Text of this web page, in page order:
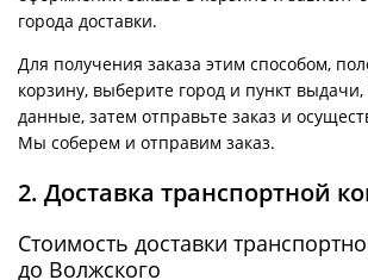
города доставки.
Для получения заказа этим способом,
корзину, выберите город и пункт
данные, затем отправьте заказ и
Мы соберем и отправим заказ.
2. Доставка транспортной
Стоимость доставки
до Волжского